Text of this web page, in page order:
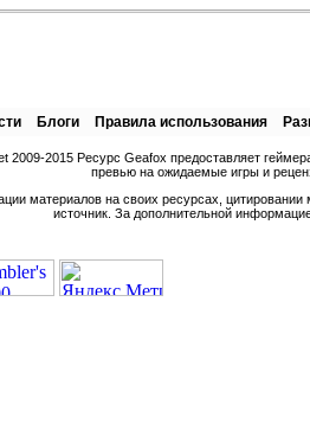
Блоги Правила использования
2009-2015 Ресурс Geafox предоставляет
превью на ожидаемые игры и
материалов на своих ресурсах,
источник. За дополнительной